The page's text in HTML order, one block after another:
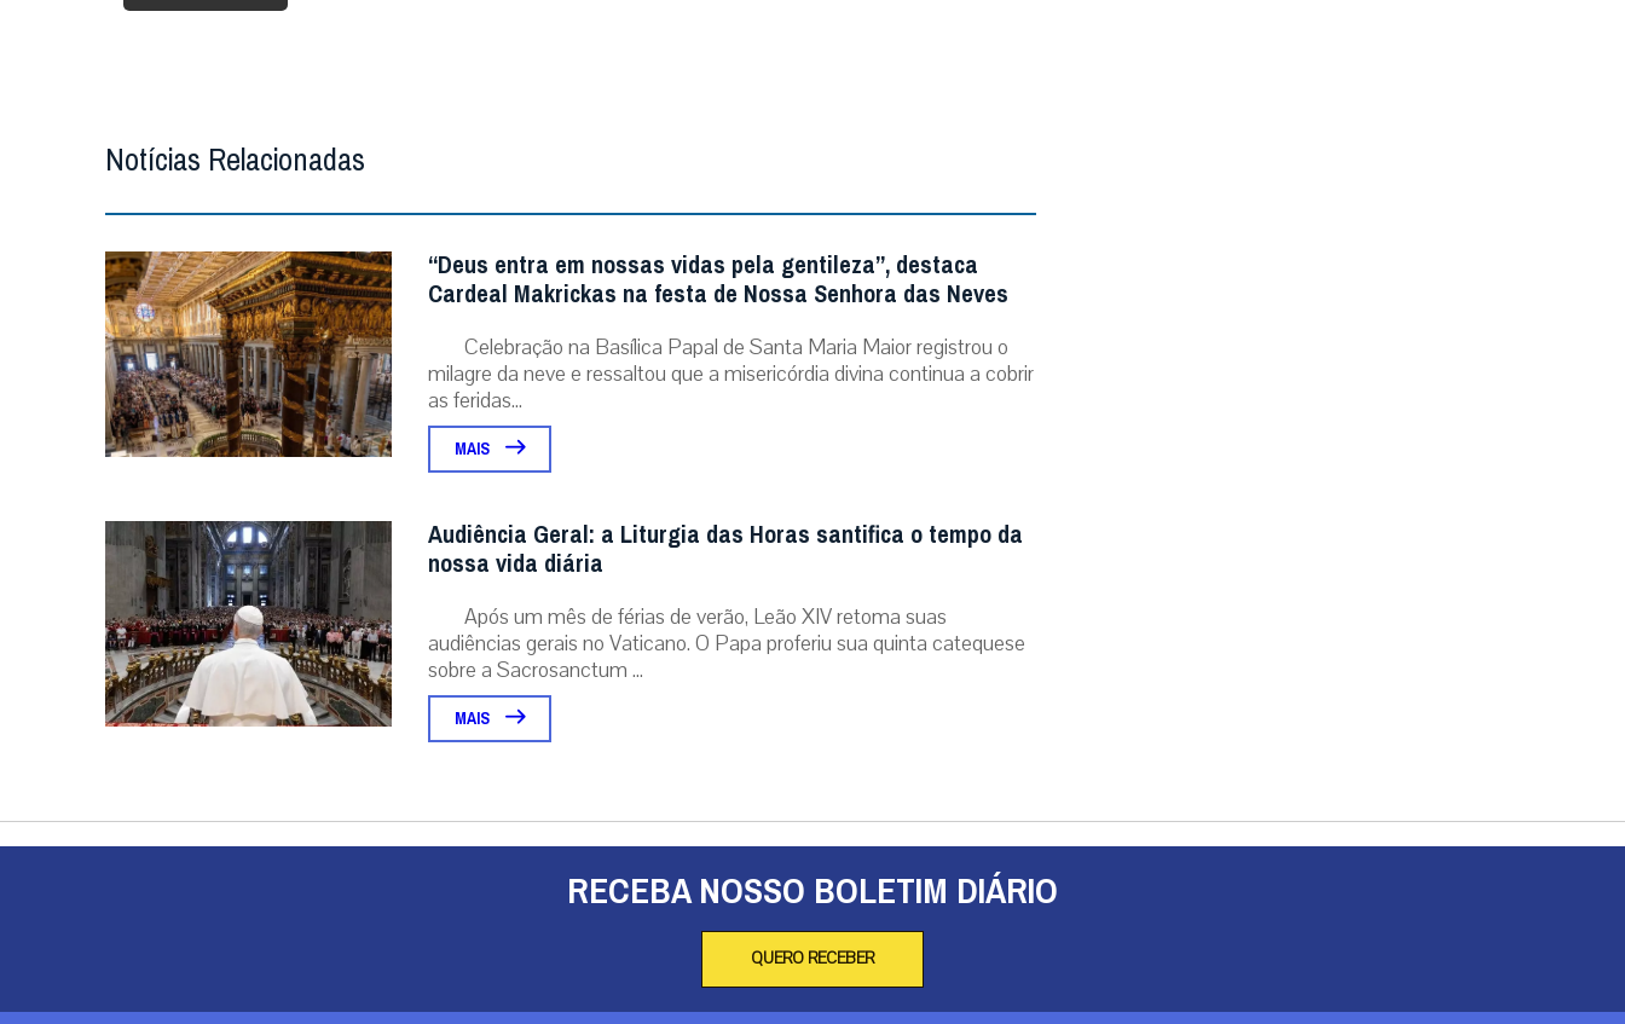
Notícias Relacionadas
“Deus entra em nossas vidas pela gentileza”, destaca
Cardeal Makrickas na festa de Nossa Senhora das Neves
Celebração na Basílica Papal de Santa Maria Maior registrou o
milagre da neve e ressaltou que a misericórdia divina continua a cobrir
as feridas...
MAIS
Audiência Geral: a Liturgia das Horas santifica o tempo da
nossa vida diária
Após um mês de férias de verão, Leão XIV retoma suas
audiências gerais no Vaticano. O Papa proferiu sua quinta catequese
sobre a Sacrosanctum ...
MAIS
RECEBA NOSSO BOLETIM DIÁRIO
QUERO RECEBER